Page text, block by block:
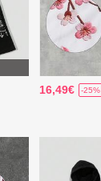
16,49€ -25%